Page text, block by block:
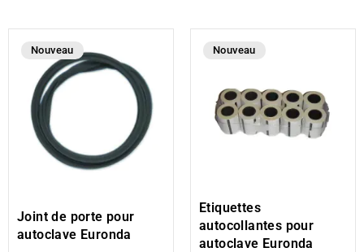
Nouveau
Joint de porte pour
autoclave Euronda
Nouveau
Etiquettes
autocollantes pour
autoclave Euronda